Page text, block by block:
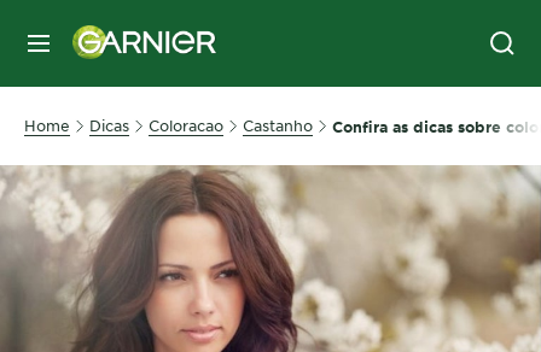
MENU
Home Dicas Coloracao Castanho Confira as dicas sobre